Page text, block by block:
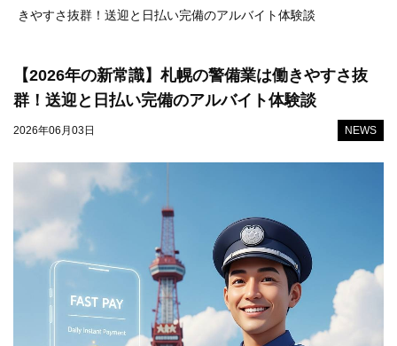
きやすさ抜群！送迎と日払い完備のアルバイト体験談
【2026年の新常識】札幌の警備業は働きやすさ抜
群！送迎と日払い完備のアルバイト体験談
2026年06月03日 NEWS